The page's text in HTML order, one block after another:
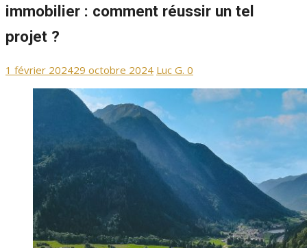
immobilier : comment réussir un tel
projet ?
Publié
1 février 202429 octobre 2024Auteur/autrice
Luc G. 0